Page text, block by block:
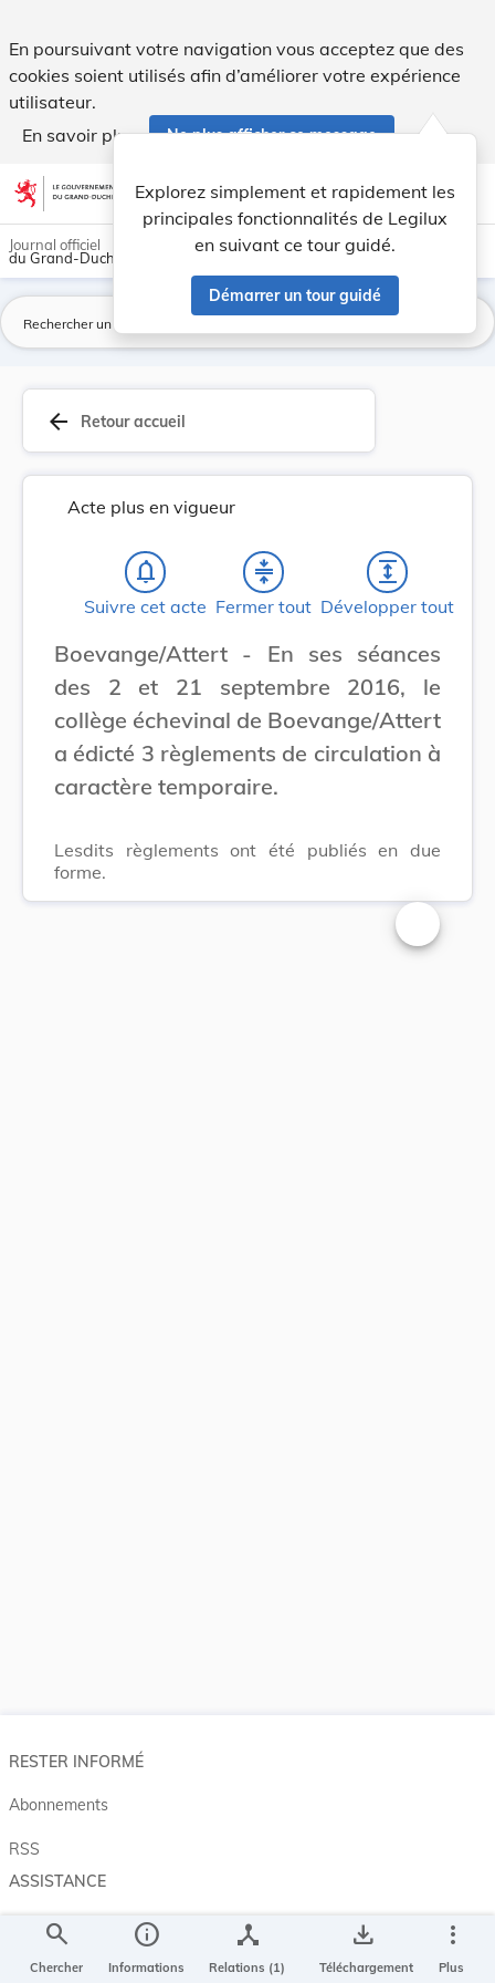
En poursuivant votre navigation vous acceptez que des
cookies soient utilisés afin d’améliorer votre expérience
utilisateur.
En savoir plus
Ne plus afficher ce message
Aller au contenu account_circle help Aide
Explorez simplement et rapidement les
principales fonctionnalités de Legilux
en suivant ce tour guidé.
Démarrer un tour guidé
light_mode dark_mode
Journal officiel
du Grand-Duché de Luxembourg
arrow_back Retour accueil
Acte plus en vigueur
notifications_none
Suivre cet acte
compress
Fermer tout
expand
Développer tout
Boevange/Attert - En ses séances
des 2 et 21 septembre 2016, le
collège échevinal de Boevange/Attert
a édicté 3 règlements de circulation à
caractère temporaire.
Lesdits règlements ont été publiés en due
forme.
Changer la
search
Chercher
info
Informations
device_hub
Relations (1)
save_alt
Téléchargement
more_vert
Plus
RESTER INFORMÉ
Abonnements
RSS
ASSISTANCE
Aide et à propos
Projet Casemates